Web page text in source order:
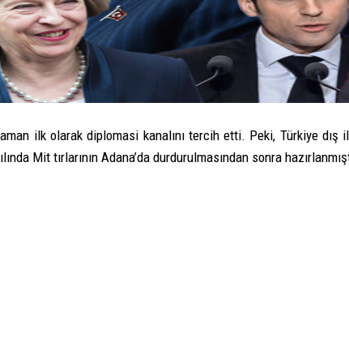
ilk olarak diplomasi kanalını tercih etti. Peki, Türkiye dış
Mit tırlarının Adana’da durdurulmasından sonra